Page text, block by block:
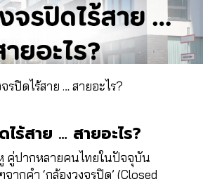
รปิดไร้สาย … สายอะไร?
ร้สาย … สายอะไร?
หู คู่ปากหลายคนไทยในปัจจุบัน
ากคำ ‘กล้องวงจรปิด’ (Closed